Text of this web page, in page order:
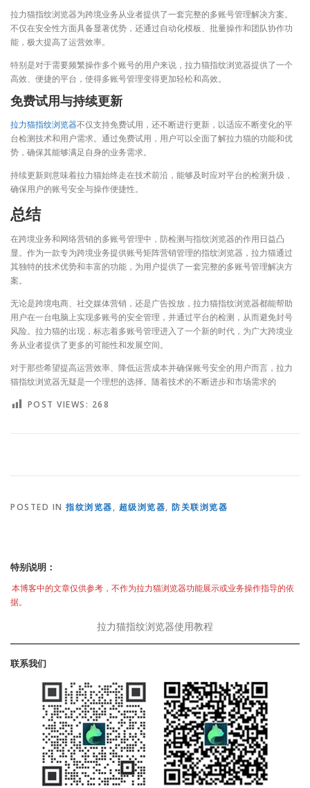
拉力猫指纹浏览器为跨境业务从业者提供了一套完整的多账号管理解决方案。
不仅在安全性方面具备显著优势，还通过自动化模板、批量操作和团队协作功
能，极大提高了运营效率。
特别是对于需要频繁操作多个账号的用户来说，拉力猫指纹浏览器提供了一个
高效、便捷的平台，使得多账号管理变得更加轻松和高效。
免费试用与持续更新
拉力猫指纹浏览器不仅支持免费试用，还不断进行更新，以适应不断变化的平
台检测技术和用户需求。通过免费试用，用户可以全面了解拉力猫的功能和优
势，确保其能够满足自身的业务需求。
持续更新则意味着拉力猫始终走在技术前沿，能够及时应对平台的检测升级，
确保用户的账号安全与操作便捷性。
总结
在跨境业务和网络营销的多账号管理中，防检测与指纹浏览器的作用日益凸
显。作为一款专为跨境业务提供账号矩阵营销管理的指纹浏览器，拉力猫通过
其独特的技术优势和丰富的功能，为用户提供了一套完整的多账号管理解决方
案。
无论是跨境电商、社交媒体营销，还是广告投放，拉力猫指纹浏览器都能帮助
用户在一台电脑上实现多账号的安全管理，并通过平台的检测，从而避免封号
风险。拉力猫的出现，标志着多账号管理进入了一个新的时代，为广大跨境业
务从业者提供了更多的可能性和发展空间。
对于那些希望提高运营效率、降低运营成本并确保账号安全的用户而言，拉力
猫指纹浏览器无疑是一个理想的选择。随着技术的不断进步和市场需求的
POST VIEWS: 268
POSTED IN 指纹浏览器, 超级浏览器, 防关联浏览器
特别说明：
本博客中的文章仅供参考，不作为拉力猫浏览器功能展示或业务操作指导的依
据。
拉力猫指纹浏览器使用教程
联系我们